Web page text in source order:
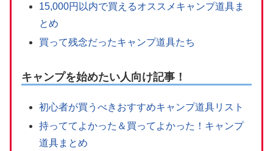
15,000円以内で買えるオススメキャンプ道具ま
とめ
買って残念だったキャンプ道具たち
キャンプを始めたい人向け記事！
初心者が買うべきおすすめキャンプ道具リスト
持っててよかった＆買ってよかった！キャンプ
道具まとめ